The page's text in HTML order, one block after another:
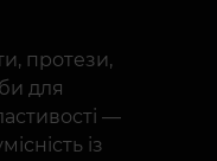
протези,
для
—
із